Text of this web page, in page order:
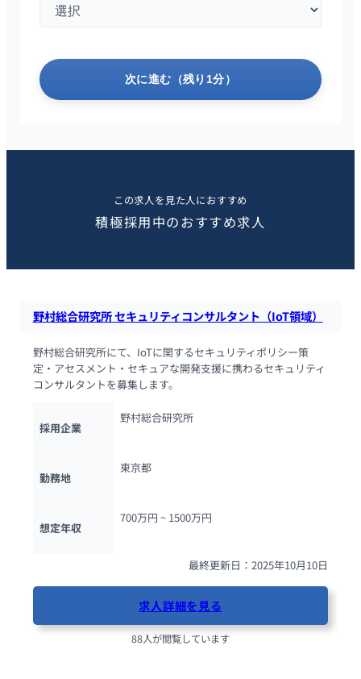
次に進む（残り1分）
この求人を見た人におすすめ
積極採用中のおすすめ求人
野村総合研究所 セキュリティコンサルタント（IoT領域）
野村総合研究所にて、IoTに関するセキュリティポリシー策
定・アセスメント・セキュアな開発支援に携わるセキュリティ
コンサルタントを募集します。
採用企業
野村総合研究所
勤務地
東京都
想定年収
700万円 ~ 1500万円
最終更新日：2025年10月10日
求人詳細を見る
88人が閲覧しています